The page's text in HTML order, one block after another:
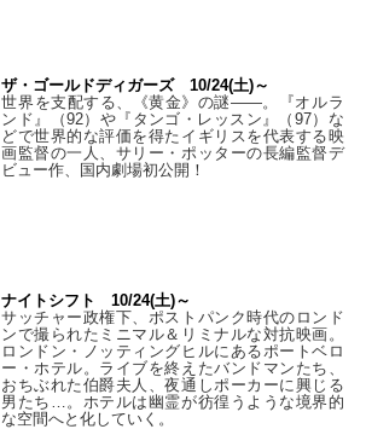
ザ・ゴールドディガーズ 10/24(土)～
世界を支配する、《黄金》の謎――。『オルラ
ンド』（92）や『タンゴ・レッスン』（97）な
どで世界的な評価を得たイギリスを代表する映
画監督の一人、サリー・ポッターの長編監督デ
ビュー作、国内劇場初公開！
ナイトシフト 10/24(土)～
サッチャー政権下、ポストパンク時代のロンド
ンで撮られたミニマル＆リミナルな対抗映画。
ロンドン・ノッティングヒルにあるポートベロ
ー・ホテル。ライブを終えたバンドマンたち、
おちぶれた伯爵夫人、夜通しポーカーに興じる
男たち…。ホテルは幽霊が彷徨うような境界的
な空間へと化していく。